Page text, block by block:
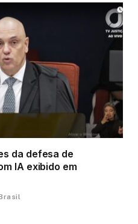
da defesa de
IA exibido em